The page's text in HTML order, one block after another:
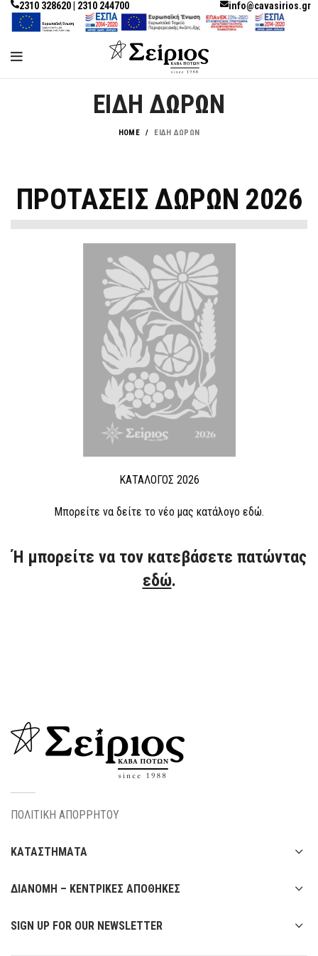
2310 328620 | 2310 244700 info@cavasirios.gr
ΕΙΔΗ ΔΩΡΩΝ
HOME ΕΙΔΗ ΔΩΡΩΝ
ΠΡΟΤΑΣΕΙΣ ΔΩΡΩΝ 2026
ΚΑΤΑΛΟΓΟΣ 2026
Μπορείτε να δείτε το νέο μας κατάλογο εδώ.
Ή μπορείτε να τον κατεβάσετε πατώντας
εδώ.
ΠΟΛΙΤΙΚΗ ΑΠΟΡΡΗΤΟΥ
ΚΑΤΑΣΤΗΜΑΤΑ
ΔΙΑΝΟΜΗ – ΚΕΝΤΡΙΚΕΣ ΑΠΟΘΗΚΕΣ
SIGN UP FOR OUR NEWSLETTER